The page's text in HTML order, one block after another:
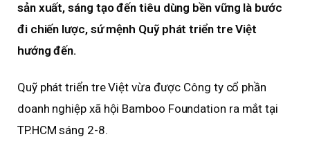
sản xuất, sáng tạo đến tiêu dùng bền vững là bước
đi chiến lược, sứ mệnh Quỹ phát triển tre Việt
hướng đến.
Quỹ phát triển tre Việt vừa được Công ty cổ phần
doanh nghiệp xã hội Bamboo Foundation ra mắt tại
TP.HCM sáng 2-8.